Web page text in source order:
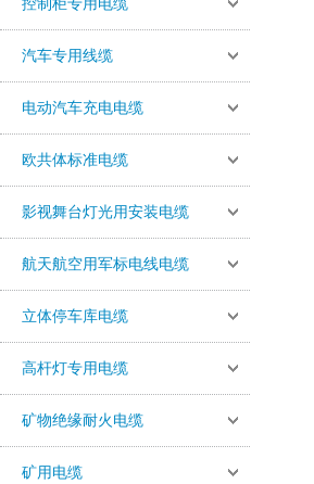
汽车专用线缆
电动汽车充电电缆
欧共体标准电缆
影视舞台灯光用安装电缆
航天航空用军标电线电缆
立体停车库电缆
高杆灯专用电缆
矿物绝缘耐火电缆
矿用电缆